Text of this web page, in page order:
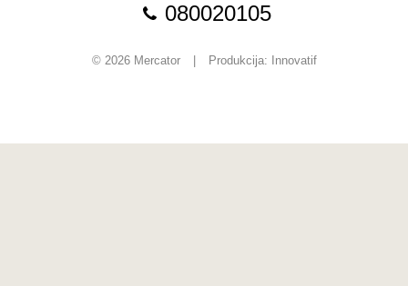
080020105
© 2026 Mercator Produkcija: Innovatif